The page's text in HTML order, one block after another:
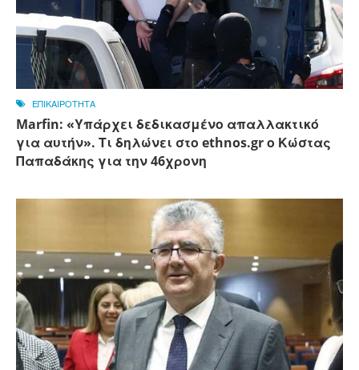
ΕΠΙΚΑΙΡΟΤΗΤΑ
Marfin: «Υπάρχει δεδικασμένο απαλλακτικό
για αυτήν». Τι δηλώνει στο ethnos.gr ο Κώστας
Παπαδάκης για την 46χρονη